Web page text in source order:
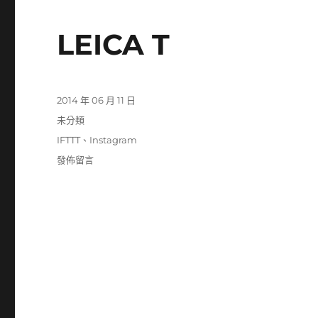
LEICA T
發
佈
期:
2014 年 06 月 11 日
分
未分類
標
籤
IFTTT、 Instagram
在
發佈留言